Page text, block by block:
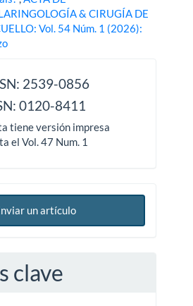
& CIRUGÍA DE
Vol. 54 Núm. 1 (2026):
2539-0856
0120-8411
tiene versión impresa
el Vol. 47 Num. 1
un artículo
clave